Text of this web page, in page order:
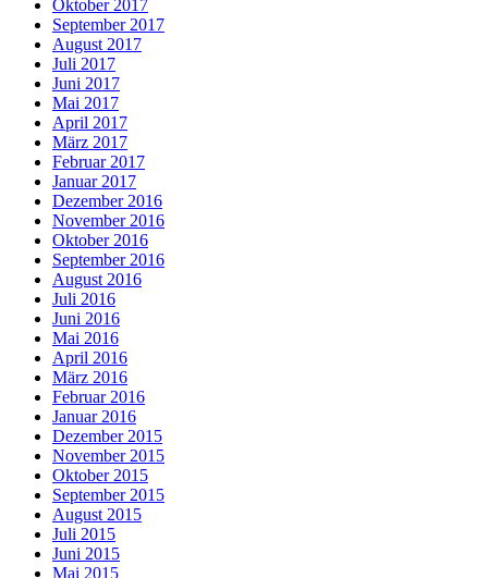
Oktober 2017
September 2017
August 2017
Juli 2017
Juni 2017
Mai 2017
April 2017
März 2017
Februar 2017
Januar 2017
Dezember 2016
November 2016
Oktober 2016
September 2016
August 2016
Juli 2016
Juni 2016
Mai 2016
April 2016
März 2016
Februar 2016
Januar 2016
Dezember 2015
November 2015
Oktober 2015
September 2015
August 2015
Juli 2015
Juni 2015
Mai 2015